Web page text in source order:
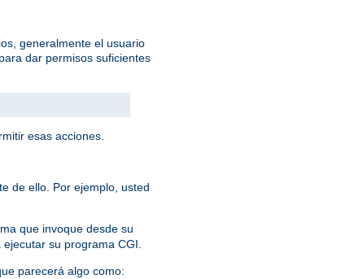
generalmente el usuario
dar permisos suficientes
esas acciones.
de ello. Por ejemplo, usted
que invoque desde su
su programa CGI.
parecerá algo como: